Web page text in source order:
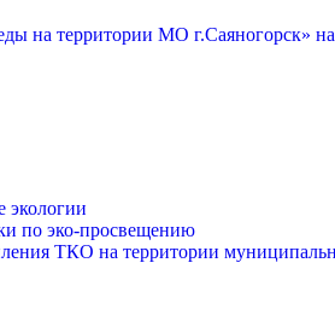
на территории МО г.Саяногорск» на
экологии
по эко-просвещению
ТКО на территории